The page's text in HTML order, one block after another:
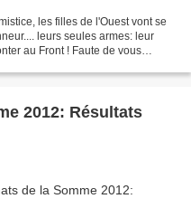
les filles de l'Ouest vont se
leurs seules armes: leur
au Front ! Faute de vous
2012: Résultats